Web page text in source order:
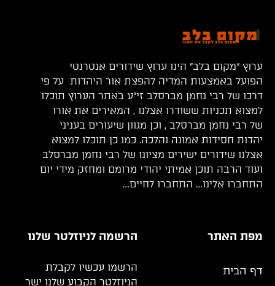
ערוץ “מקום בלב” הינו ערוץ שידורים אנטרנטי
הפועל באמצעות המדיה להפצת אור היהדות על פי
דרכו של רבי נחמן מברסלב זי”ע באתר הערוץ תוכלו
למצוא תכניות ששודרו אצלנו , המאירים את אורו
של רבי נחמן מברסלב , וכן מגוון שיעורים בעניני
יהדות חסידות אמונה והלכה. כמו כן תוכלו למצוא
אצלנו שידורים ישירים מציונו של רבי נחמן מברסלב
ועוד הרבה תוכן אמיתי יהודי מרומם ומחזק מידי יום
התחברו אלינו… התחברו לחיים…
מפת האתר
דף הבית
הרשמה לניוזלטר שלנו
הרשמו עכשיו לקבלת
הניוזלטר הקבוע שלנו ישר